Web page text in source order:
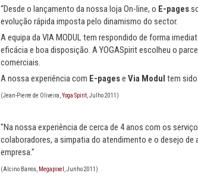
“Desde o lançamento da nossa loja On-line, o E-pages
evolução rápida imposta pelo dinamismo do sector.
A equipa da VIA MODUL tem respondido de forma
eficácia e boa disposição. A YOGASpirit escolheu o
comerciais.
A nossa experiência com E-pagese Via Modul tem
(Jean-Pierre de Oliveira, Yoga Spirit , Julho 2011)
"Na nossa experiência de cerca de 4 anos com os
colaboradores, a simpatia do atendimento e o desejo
empresa."
(Alcino Barros, Megapixel , Junho 2011)